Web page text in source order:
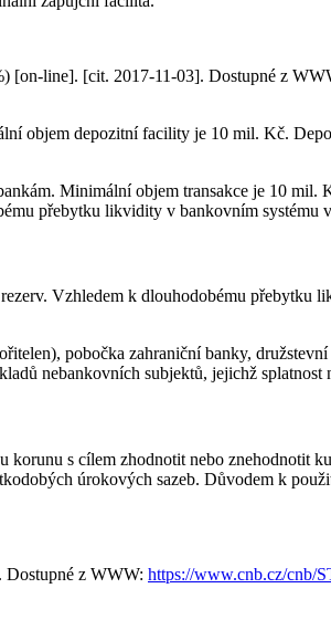
[on-line]. [cit. 2017-11-03]. Dostupné z
objem depozitní facility je 10 mil. Kč.
Minimální objem transakce je 10
přebytku likvidity v bankovním systému
Vzhledem k dlouhodobému
pobočka zahraniční banky,
nebankovních subjektů, jejichž splatnost
s cílem zhodnotit nebo znehodnotit
úrokových sazeb. Důvodem k
Dostupné z WWW: https://www.cnb.cz/